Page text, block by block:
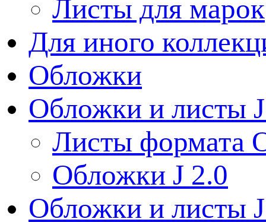
Листы для марок
Для иного
Обложки
Обложки и листы
Листы формата
Обложки J 2.0
Обложки и листы